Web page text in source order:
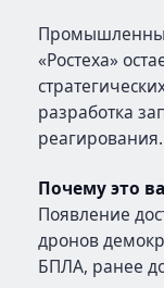
«Ростеха»
разработка
реагирования.
Почему это
Появление
дронов
БПЛА, ранее